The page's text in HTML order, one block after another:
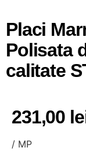
Placi
Polisata
calitate
231,00
/ MP